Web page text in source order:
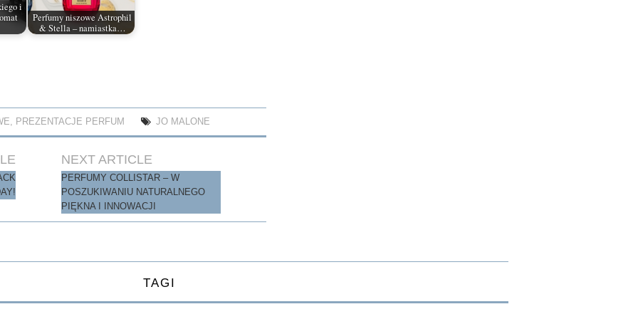
i
Perfumy niszowe Astrophil
& Stella – namiastka…
, PREZENTACJE PERFUM JO MALONE
NEXT ARTICLE
PERFUMY COLLISTAR – W
POSZUKIWANIU NATURALNEGO
PIĘKNA I INNOWACJI
TAGI